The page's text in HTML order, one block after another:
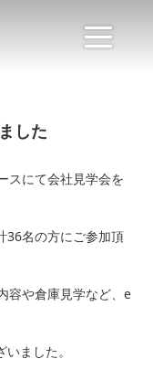
した
スにて会社見学会を
36名の方にご参加頂
容や倉庫見学など、e
ました。